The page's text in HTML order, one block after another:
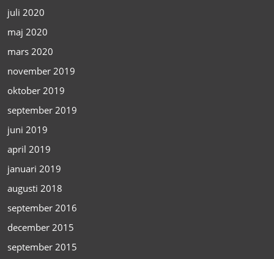
juli 2020
maj 2020
mars 2020
november 2019
oktober 2019
september 2019
juni 2019
april 2019
januari 2019
augusti 2018
september 2016
december 2015
september 2015